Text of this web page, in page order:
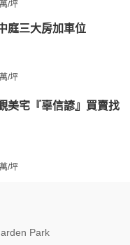
萬/坪
庭三大房加車位
萬/坪
美宅『辜信諺』買賣找
萬/坪
Park